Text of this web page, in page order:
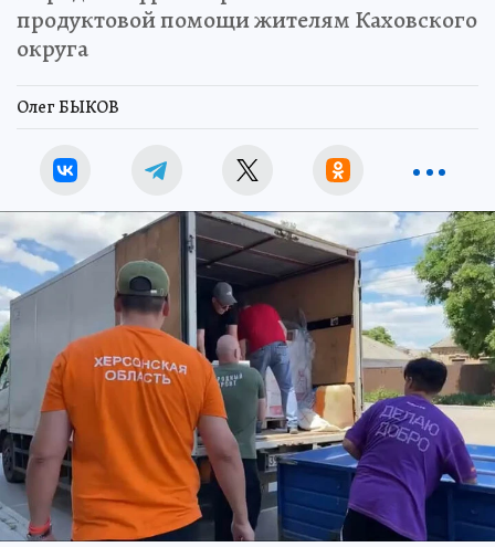
продуктовой помощи жителям Каховского
округа
Олег БЫКОВ